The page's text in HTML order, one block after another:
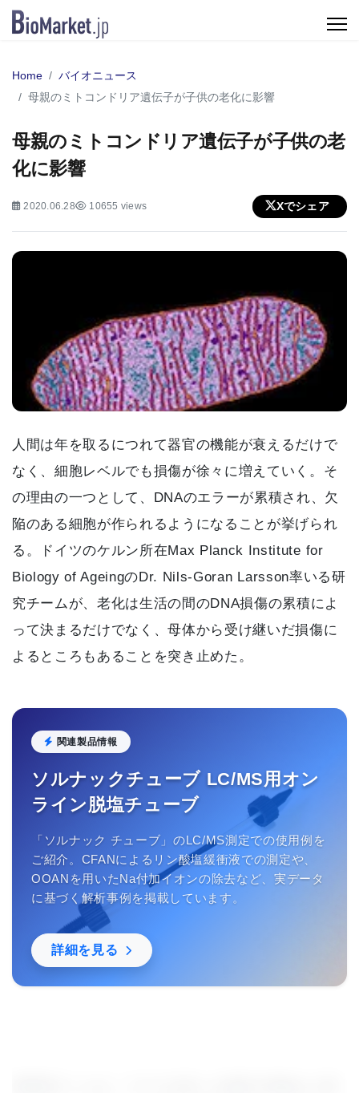
Home
バイオニュース
母親のミトコンドリア遺伝子が子供の老化に影響
母親のミトコンドリア遺伝子が子供の老
化に影響
2020.06.28 10655 views Xでシェア
人間は年を取るにつれて器官の機能が衰えるだけで
なく、細胞レベルでも損傷が徐々に増えていく。そ
の理由の一つとして、DNAのエラーが累積され、欠
陥のある細胞が作られるようになることが挙げられ
る。ドイツのケルン所在Max Planck Institute for
Biology of AgeingのDr. Nils-Goran Larsson率いる研
究チームが、老化は生活の間のDNA損傷の累積によ
って決まるだけでなく、母体から受け継いだ損傷に
よるところもあることを突き止めた。
関連製品情報
ソルナックチューブ LC/MS用オン
ライン脱塩チューブ
「ソルナック チューブ」のLC/MS測定での使用例を
ご紹介。CFANによるリン酸塩緩衝液での測定や、
OOANを用いたNa付加イオンの除去など、実データ
に基づく解析事例を掲載しています。
詳細を見る